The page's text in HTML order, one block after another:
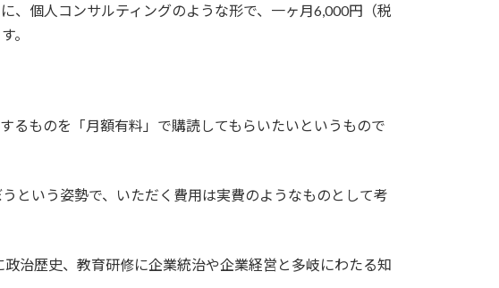
、個人コンサルティングのような形で、一ヶ月6,000円（税
。
るものを「月額有料」で購読してもらいたいというもので
という姿勢で、いただく費用は実費のようなものとして考
治歴史、教育研修に企業統治や企業経営と多岐にわたる知